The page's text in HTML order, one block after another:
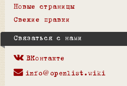
Новые страницы
Свежие правки
Связаться с нами
ВКонтакте
info@openlist.wiki